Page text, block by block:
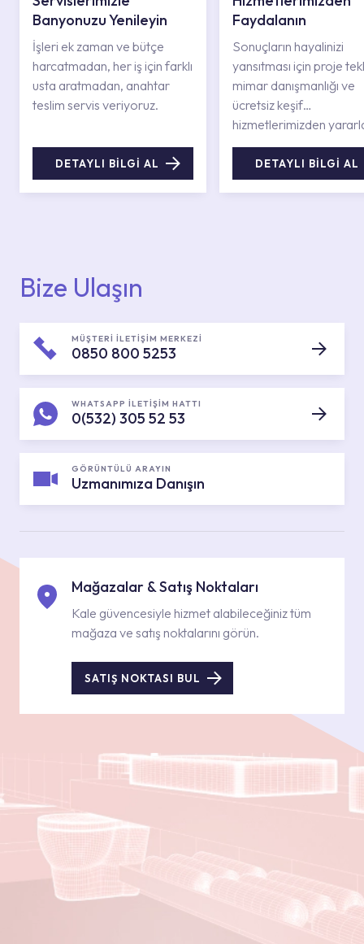
Banyonuzu Yenileyin
İşleri ek zaman ve bütçe
harcatmadan, her iş için farklı
usta aratmadan, anahtar
teslim servis veriyoruz.
DETAYLI BİLGİ AL
Faydalanın
Sonuçların hayalinizi
yansıtması için proje
mimar danışmanlığı ve
ücretsiz keşif
hizmetlerimizden
DETAYLI BİLGİ AL
Bize Ulaşın
MÜŞTERİ İLETİŞİM MERKEZİ
0850 800 5253
WHATSAPP İLETİŞİM HATTI
0(532) 305 52 53
GÖRÜNTÜLÜ ARAYIN
Uzmanımıza Danışın
Mağazalar & Satış Noktaları
Kale güvencesiyle hizmet alabileceğiniz tüm
mağaza ve satış noktalarını görün.
SATIŞ NOKTASI BUL